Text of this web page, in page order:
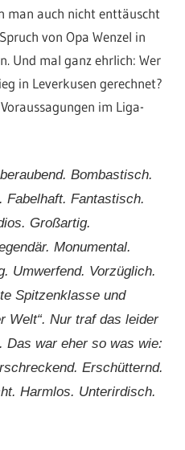
man auch nicht enttäuscht
von Opa Wenzel in
Und mal ganz ehrlich: Wer
in Leverkusen gerechnet?
im Liga-
Bombastisch.
Fabelhaft.Fantastisch.
Großartig.
Monumental.
Umwerfend. Vorzüglich.
Spitzenklasse und
Welt“. Nur traf dasleider
Das war eher so was wie:
Erschütternd.
Harmlos. Unterirdisch.